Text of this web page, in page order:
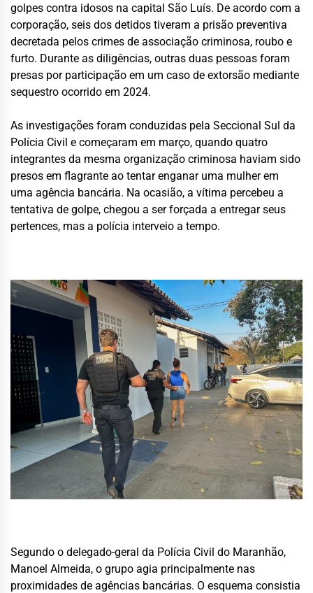
golpes contra idosos na capital São Luís. De acordo com a
corporação, seis dos detidos tiveram a prisão preventiva
decretada pelos crimes de associação criminosa, roubo e
furto. Durante as diligências, outras duas pessoas foram
presas por participação em um caso de extorsão mediante
sequestro ocorrido em 2024.
As investigações foram conduzidas pela Seccional Sul da
Polícia Civil e começaram em março, quando quatro
integrantes da mesma organização criminosa haviam sido
presos em flagrante ao tentar enganar uma mulher em
uma agência bancária. Na ocasião, a vítima percebeu a
tentativa de golpe, chegou a ser forçada a entregar seus
pertences, mas a polícia interveio a tempo.
Segundo o delegado-geral da Polícia Civil do Maranhão,
Manoel Almeida, o grupo agia principalmente nas
proximidades de agências bancárias. O esquema consistia